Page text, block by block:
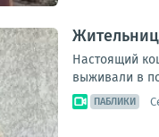
Настоящий
выживали в
ПАБЛИКИ